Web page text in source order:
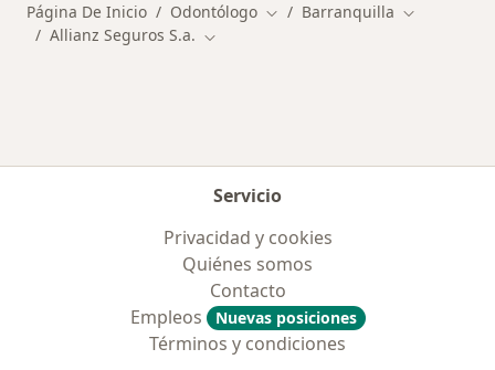
Página De Inicio Odontólogo Cambiar de ciudad
Barranquilla Cambiar de
Allianz Seguros S.a. Cambiar de ciudad
Servicio
Privacidad y cookies
Quiénes somos
Contacto
Empleos
Nuevas posiciones
Términos y condiciones